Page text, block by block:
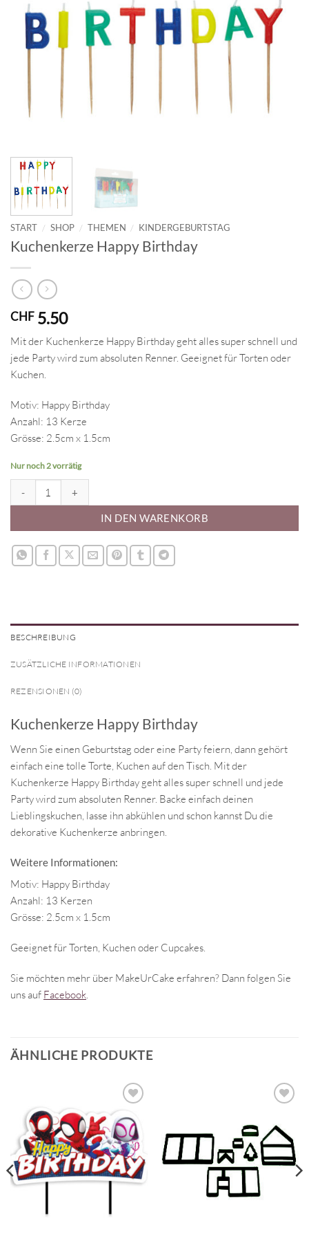
START / SHOP / THEMEN / KINDERGEBURTSTAG
Kuchenkerze Happy Birthday
CHF 5.50
Mit der Kuchenkerze Happy Birthday geht alles super schnell und
jede Party wird zum absoluten Renner. Geeignet für Torten oder
Kuchen.
Motiv: Happy Birthday
Anzahl: 13 Kerze
Grösse: 2.5cm x 1.5cm
Nur noch 2 vorrätig
IN DEN WARENKORB
BESCHREIBUNG
ZUSÄTZLICHE INFORMATIONEN
REZENSIONEN (0)
Kuchenkerze Happy Birthday
Wenn Sie einen Geburtstag oder eine Party feiern, dann gehört
einfach eine tolle Torte, Kuchen auf den Tisch. Mit der
Kuchenkerze Happy Birthday geht alles super schnell und jede
Party wird zum absoluten Renner. Backe einfach deinen
Lieblingskuchen, lasse ihn abkühlen und schon kannst Du die
dekorative Kuchenkerze anbringen.
Weitere Informationen:
Motiv: Happy Birthday
Anzahl: 13 Kerzen
Grösse: 2.5cm x 1.5cm
Geeignet für Torten, Kuchen oder Cupcakes.
Sie möchten mehr über MakeUrCake erfahren? Dann folgen Sie
uns auf Facebook
ÄHNLICHE PRODUKTE